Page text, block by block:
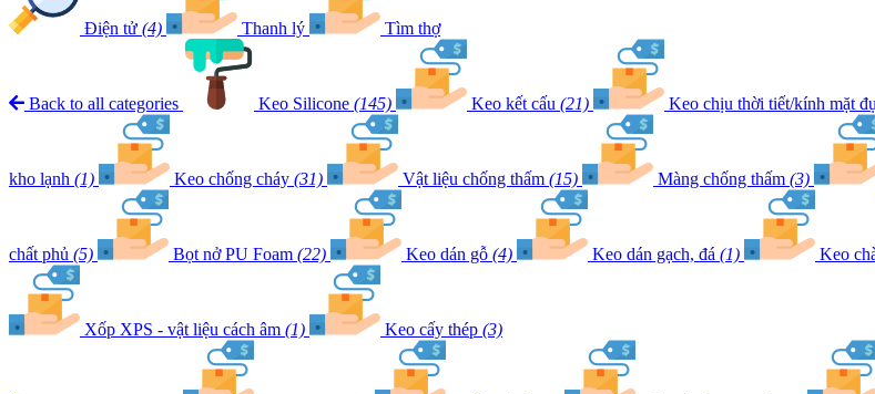
Điện tử (4) Thanh lý Tìm thợ
Back to all categories Keo Silicone (145) Keo kết cấu (21) Keo chịu thời tiết/kính mặt
kho lạnh (1) Keo chống cháy (31) Vật liệu chống thấm (15) Màng chống thấm (3)
chất phủ (5) Bọt nở PU Foam (22) Keo dán gỗ (4) Keo dán gạch, đá (1) Keo
Xốp XPS - vật liệu cách âm (1) Keo cấy thép (3)